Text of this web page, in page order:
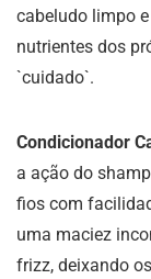
cabeludo limpo
nutrientes dos
`cuidado`.
Condicionador
a ação do
fios com
uma maciez
frizz, deixando